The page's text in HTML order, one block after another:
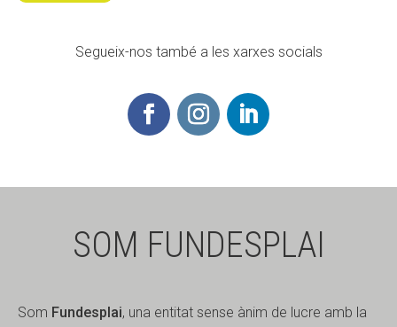
Segueix-nos també a les xarxes socials
SOM FUNDESPLAI
Som Fundesplai, una entitat sense ànim de lucre amb la